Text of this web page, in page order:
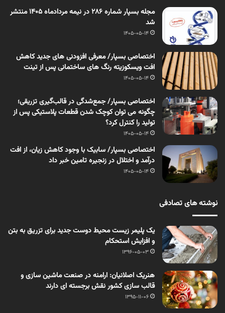
مجله بسپار شماره 286 در نیمه مردادماه 1405 منتشر
شد
1405-05-14
اختصاصی بسپار/ معرفی افزودنی های جدید کاهش
افت ویسکوزیته رنگ های ساختمانی پس از تینت
1405-05-14
اختصاصی بسپار/ جمع‌شدگی در قالب‌گیری تزریقی؛
چگونه می توان کوچک شدن قطعات پلاستیکی پس از
تولید را کنترل کرد؟
1405-05-14
اختصاصی بسپار/ سابیک با وجود کاهش زیان، از افت
درآمد و اختلال در زنجیره تامین خبر داد
1405-05-14
نوشته های تصادفی
یک پلیمر زیست محیط دوست جدید برای تزریق به بتن
و افزایش استحکام
1396-05-03
هنریک اصلانیان: ارامنه در صنعت ماشین سازی و
قالب سازی کشور نقش برجسته ای دارند
1395-11-06